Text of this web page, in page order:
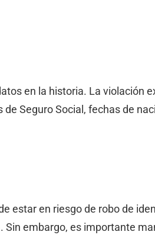
en la historia. La violación
Seguro Social, fechas de
estar en riesgo de robo de
embargo, es importante